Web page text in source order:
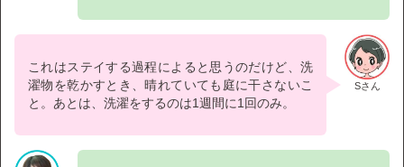
Sさん
これはステイする過程によると思うのだけど、洗
濯物を乾かすとき、晴れていても庭に干さないこ
と。あとは、洗濯をするのは1週間に1回のみ。